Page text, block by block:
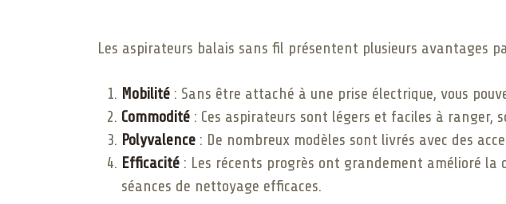
Les aspirateurs balais sans fil présentent plusieurs avantages
Mobilité : Sans être attaché à une prise électrique, vous
Commodité : Ces aspirateurs sont légers et faciles à ranger,
Polyvalence : De nombreux modèles sont livrés avec des
Efficacité : Les récents progrès ont grandement amélioré
séances de nettoyage efficaces.